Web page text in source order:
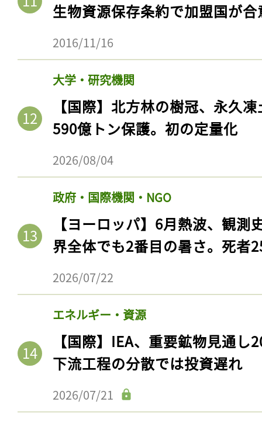
生物資源保存条約で加盟国が合
2016/11/16
大学・研究機関
【国際】北方林の樹冠、永久
590億トン保護。初の定量化
2026/08/04
政府・国際機関・NGO
【ヨーロッパ】6月熱波、観
界全体でも2番目の暑さ。死者
2026/07/22
エネルギー・資源
【国際】IEA、重要鉱物見通
下流工程の分散では投資遅れ
2026/07/21記事をお気に入りに
ログインが必